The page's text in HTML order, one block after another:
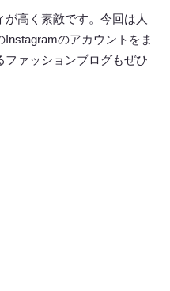
高く素敵です。今回は人
のアカウントをま
ファッションブログもぜひ